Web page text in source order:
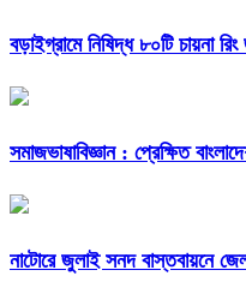
বড়াইগ্রামে নিষিদ্ধ ৮০টি চায়না
সমাজভাষাবিজ্ঞান : প্রেক্ষিত
নাটোরে জুলাই সনদ বাস্তবায়নে